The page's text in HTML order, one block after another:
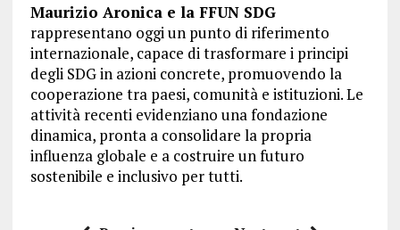
Maurizio Aronica e la FFUN SDG
rappresentano oggi un punto di riferimento
internazionale, capace di trasformare i principi
degli SDG in azioni concrete, promuovendo la
cooperazione tra paesi, comunità e istituzioni. Le
attività recenti evidenziano una fondazione
dinamica, pronta a consolidare la propria
influenza globale e a costruire un futuro
sostenibile e inclusivo per tutti.